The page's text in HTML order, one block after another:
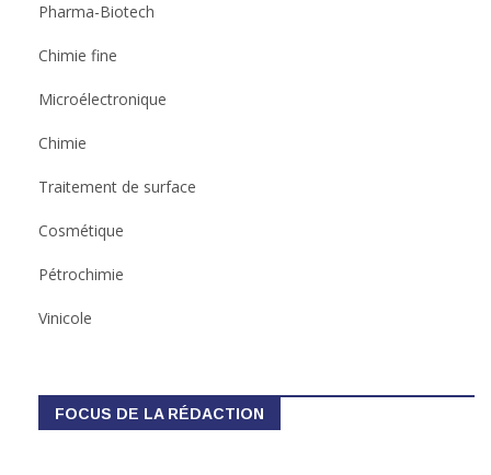
Pharma-Biotech
Chimie fine
Microélectronique
Chimie
Traitement de surface
Cosmétique
Pétrochimie
Vinicole
FOCUS DE LA RÉDACTION